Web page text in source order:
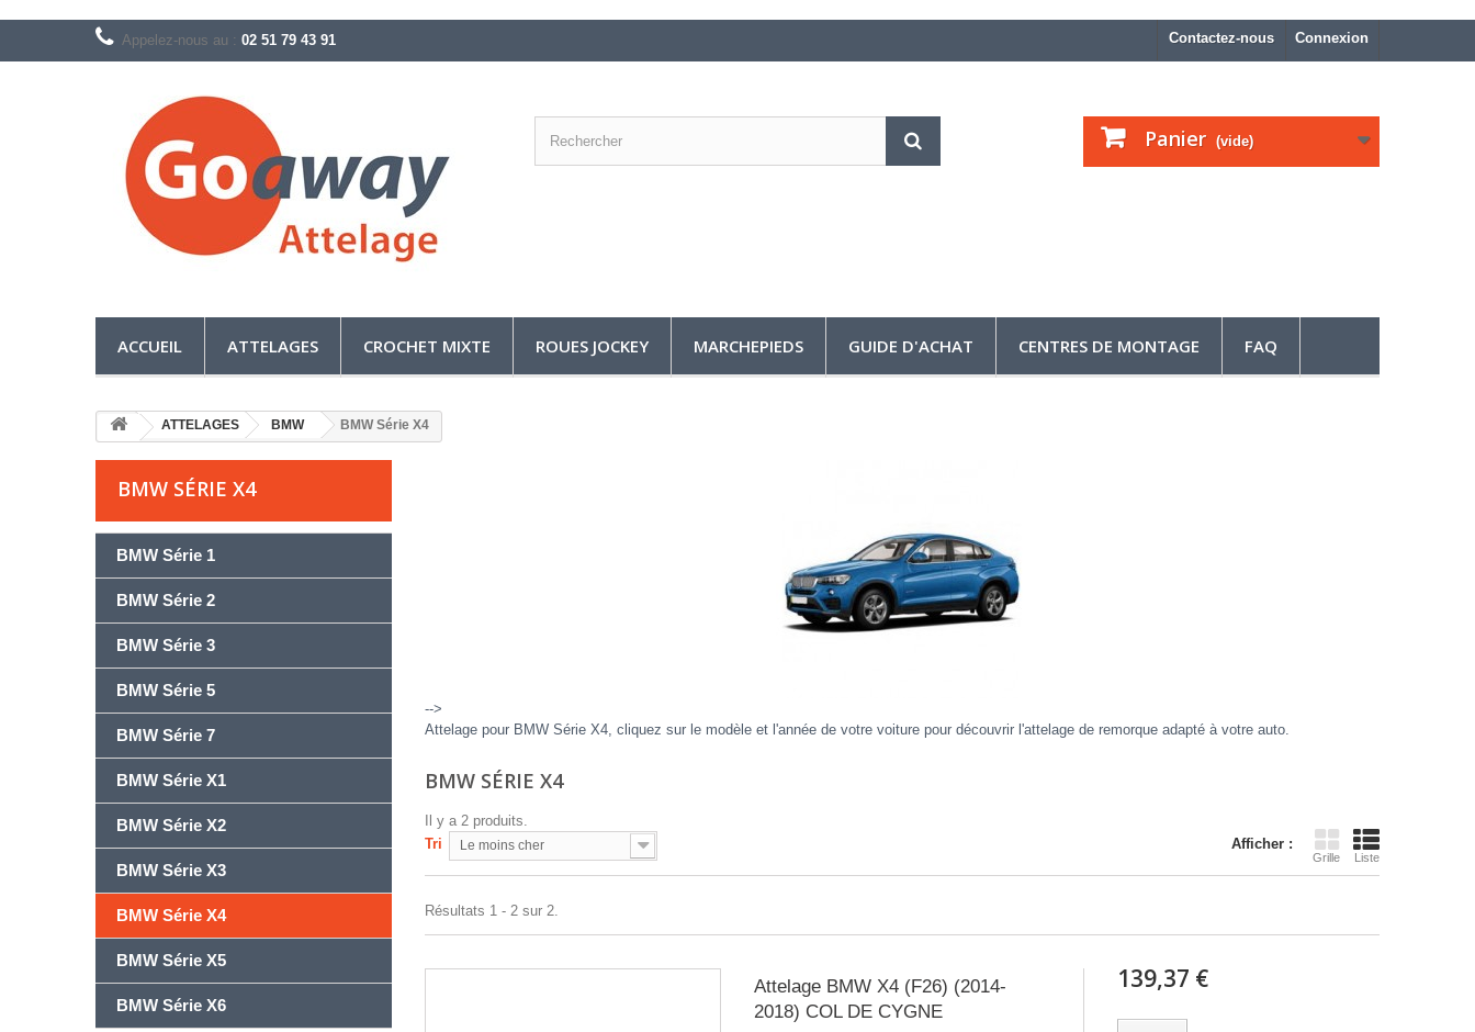
Connexion
Contactez-nous
Appelez-nous au : 02 51 79 43 91
Panier (vide)
ACCUEIL ATTELAGES CROCHET MIXTE ROUES JOCKEY MARCHEPIEDS GUIDE D'ACHAT CENTRES DE MONTAGE FAQ
ATTELAGES BMW BMW Série X4
BMW SÉRIE X4
BMW Série 1
BMW Série 2
BMW Série 3
BMW Série 5
BMW Série 7
BMW Série X1
BMW Série X2
BMW Série X3
BMW Série X4
BMW Série X5
BMW Série X6
-->
Attelage pour BMW Série X4, cliquez sur le modèle et l'année de votre voiture pour découvrir l'attelage de remorque adapté à votre auto.
BMW SÉRIE X4
Il y a 2 produits.
Afficher :
Grille Liste
Tri Le moins cher
Résultats 1 - 2 sur 2.
Attelage BMW X4 (F26) (2014-
2018) COL DE CYGNE
139,37 €